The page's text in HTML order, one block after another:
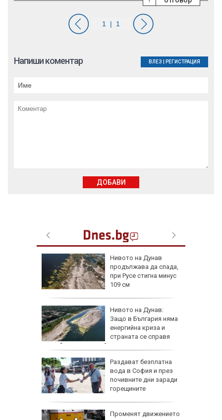
Нивото на Дунав
продължава да спада,
при Русе стигна минус
109 см
Нивото на Дунав:
Защо в България няма
енергийна криза и
страната се справя
по-добре от другите?
Раздават безплатна
вода в София и през
почивните дни заради
горещините
Променят движението
Напиши коментар ВЛЕЗ РЕГИСТРАЦИЯ
ДОБАВИ